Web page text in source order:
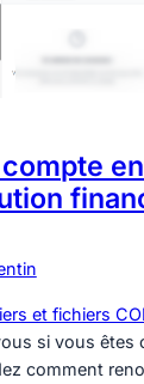
et fichiers
si vous êtes
comment